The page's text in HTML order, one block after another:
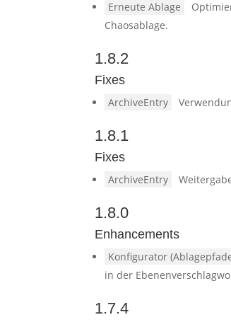
Erneute Ablage
Chaosablage.
1.8.2
Fixes
ArchiveEntry
1.8.1
Fixes
ArchiveEntry
1.8.0
Enhancements
Konfigurator
in der
1.7.4